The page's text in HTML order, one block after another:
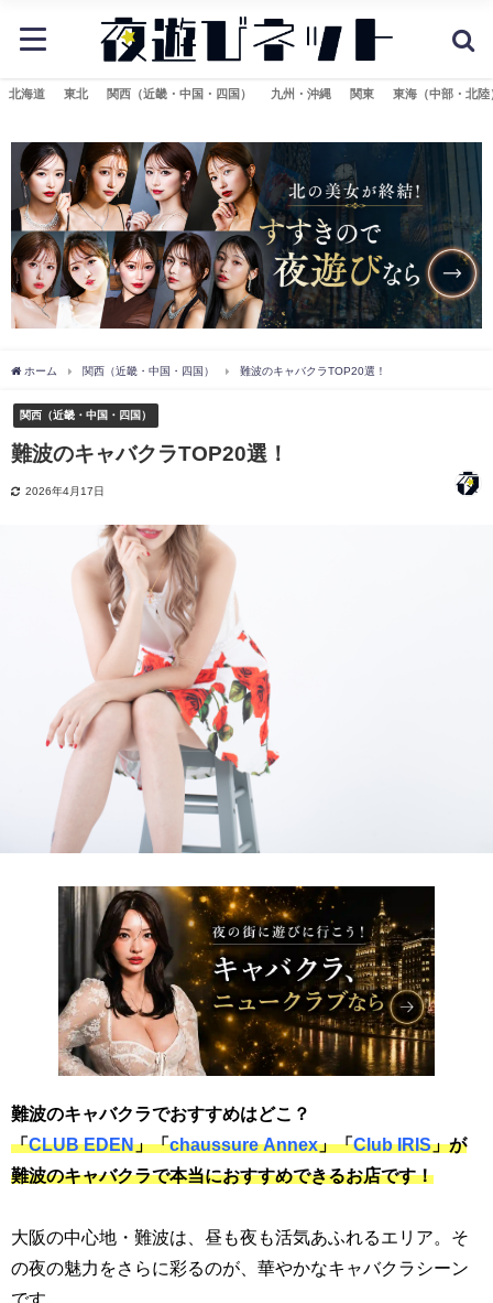
北海道 東北 関西（近畿・中国・四国） 九州・沖縄 関東 東海（中部・北陸
ホーム 関西（近畿・中国・四国） 難波のキャバクラTOP20選！
関西（近畿・中国・四国）
難波のキャバクラTOP20選！
2026年4月17日
難波のキャバクラでおすすめはどこ？
「CLUB EDEN」「chaussure Annex」「Club IRIS」が
難波のキャバクラで本当におすすめできるお店です！
大阪の中心地・難波は、昼も夜も活気あふれるエリア。そ
の夜の魅力をさらに彩るのが、華やかなキャバクラシーン
です。